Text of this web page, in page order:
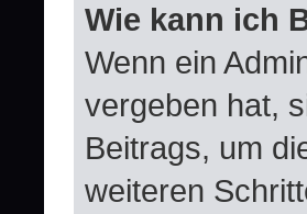
Wie kann ich
Wenn ein
vergeben hat,
Beitrags, um
weiteren